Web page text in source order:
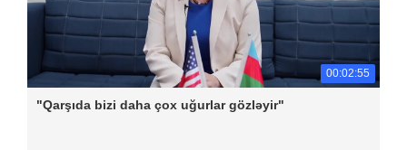
00:02:55
"Qarşıda bizi daha çox uğurlar gözləyir"